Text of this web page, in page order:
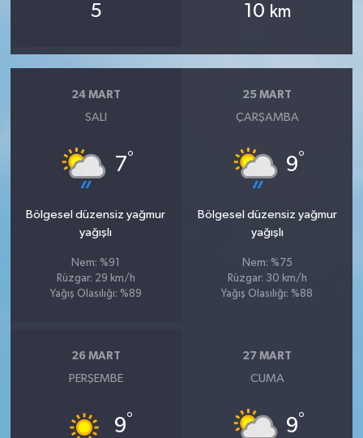
5 10 km
24 MART
SALI
7°
Bölgesel düzensiz yağmur
yağışlı
Nem: %91
Rüzgar: 29 km/h
Yağış Olasılığı: %89
25 MART
ÇARŞAMBA
9°
Bölgesel düzensiz yağmur
yağışlı
Nem: %75
Rüzgar: 30 km/h
Yağış Olasılığı: %88
26 MART
PERŞEMBE
9°
27 MART
CUMA
9°